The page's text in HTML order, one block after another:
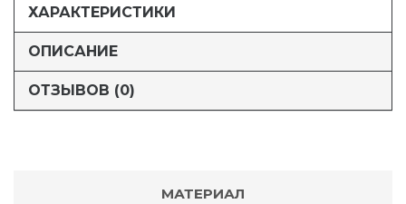
ХАРАКТЕРИСТИКИ
ОПИСАНИЕ
ОТЗЫВОВ (0)
МАТЕРИАЛ